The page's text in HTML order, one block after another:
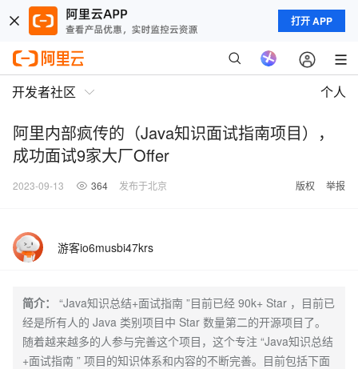
打开 APP
开发者社区 个人
阿里内部疯传的（Java知识面试指南项目），
成功面试9家大厂Offer
2023-09-13 364 发布于北京 版权 举报
游客io6musbi47krs
简介：
“Java知识总结+面试指南 ”目前已经 90k+ Star ，目前已
经是所有人的 Java 类别项目中 Star 数量第二的开源项目了。
随着越来越多的人参与完善这个项目，这个专注 “Java知识总结
+面试指南 ” 项目的知识体系和内容的不断完善。目前包括下面